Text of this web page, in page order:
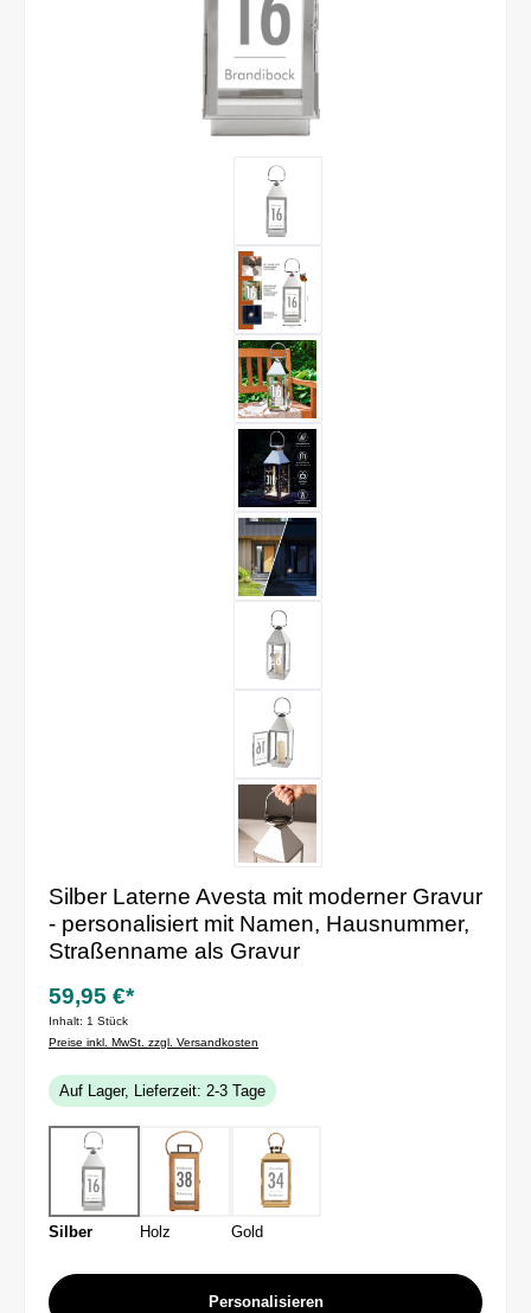
Silber Laterne Avesta mit moderner Gravur
- personalisiert mit Namen, Hausnummer,
Straßenname als Gravur
59,95 €*
Inhalt: 1 Stück
Preise inkl. MwSt. zzgl. Versandkosten
Auf Lager, Lieferzeit: 2-3 Tage
Silber Holz Gold
Personalisieren